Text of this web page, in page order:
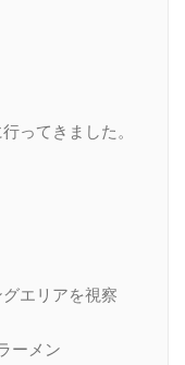
ってきました。
エリアを視察
ーメン